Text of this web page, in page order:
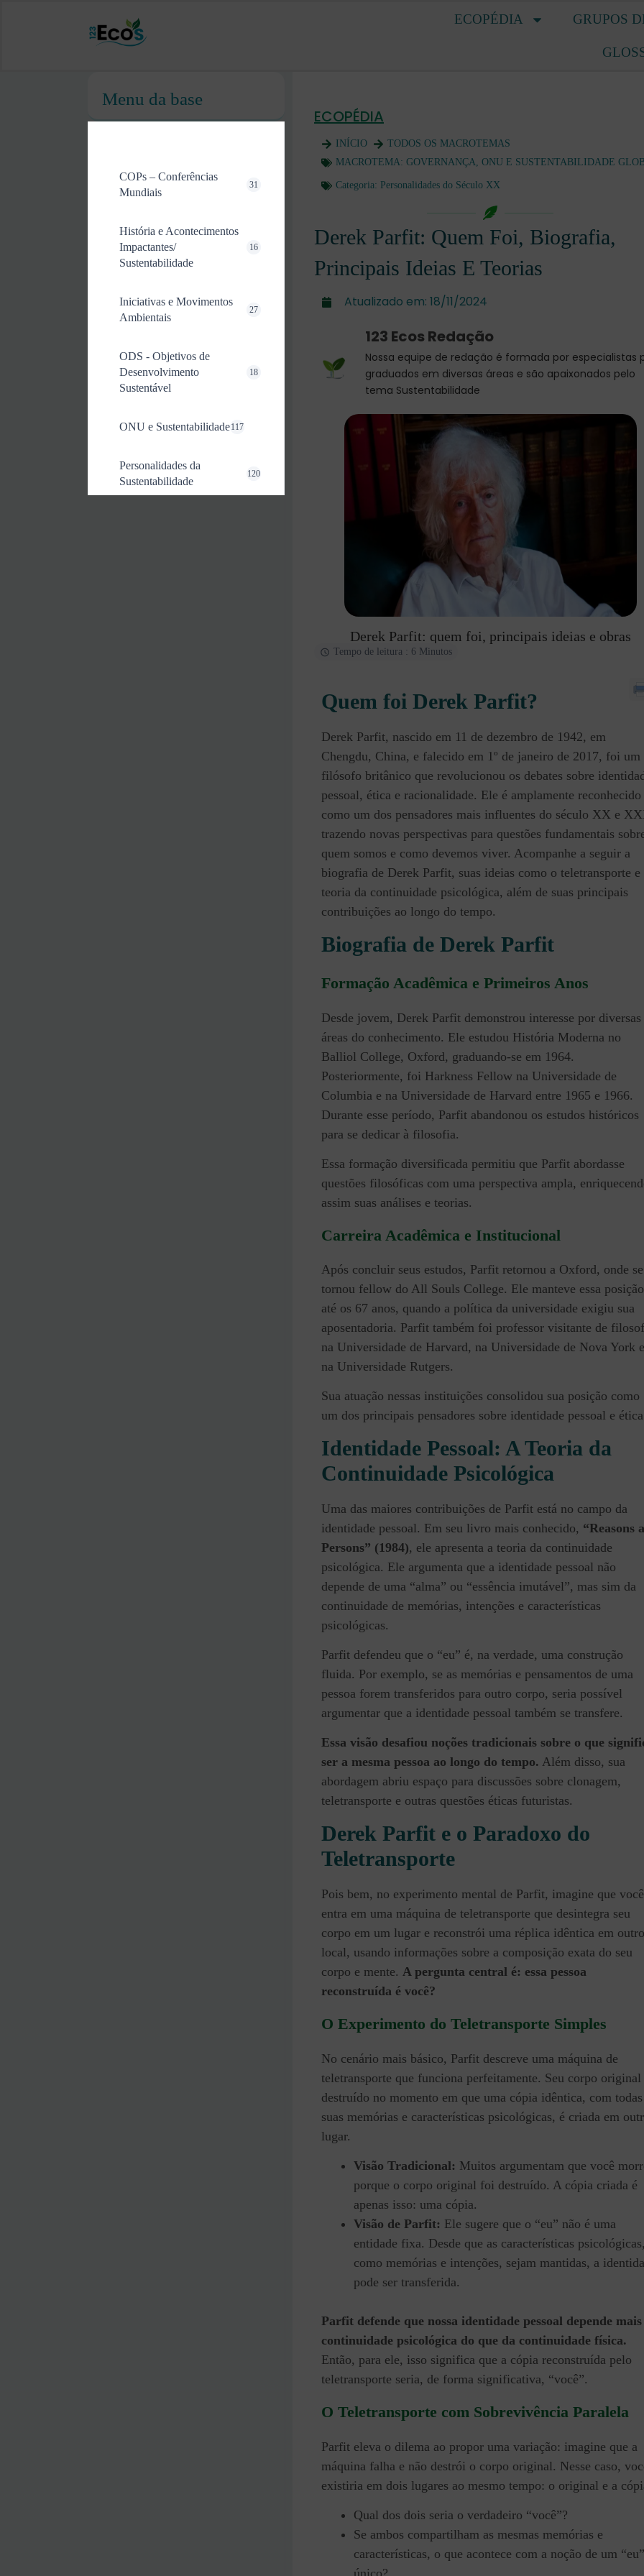
ECOPÉDIA GRUPOS
Menu da base
COPs – Conferências
Mundiais
31
História e Acontecimentos
Impactantes/
Sustentabilidade
16
Iniciativas e Movimentos
Ambientais
27
ODS - Objetivos de
Desenvolvimento
Sustentável
18
ONU e Sustentabilidade117
Personalidades da
Sustentabilidade
120
ECOPÉDIA
INÍCIO
TODOS OS MACROTEMAS
MACROTEMA: GOVERNANÇA, ONU E SUSTENTABILIDADE
Categoria: Personalidades do Século XX
Derek Parfit: Quem Foi, Biografia,
Principais Ideias E Teorias
Atualizado em: 18/11/2024
123 Ecos Redação
Nossa equipe de redação é formada por especialistas
graduados em diversas áreas e são apaixonados pelo
tema Sustentabilidade
Derek Parfit: quem foi, principais ideias e obras
Tempo de leitura : 6 Minutos
Quem foi Derek Parfit?
Derek Parfit, nascido em 11 de dezembro de 1942, em
Chengdu, China, e falecido em 1º de janeiro de 2017, foi um
filósofo britânico que revolucionou os debates sobre
pessoal, ética e racionalidade. Ele é amplamente reconhecido
como um dos pensadores mais influentes do século XX e
trazendo novas perspectivas para questões fundamentais
quem somos e como devemos viver. Acompanhe a seguir a
biografia de Derek Parfit, suas ideias como o teletransporte e
teoria da continuidade psicológica, além de suas principais
contribuições ao longo do tempo.
Biografia de Derek Parfit
Formação Acadêmica e Primeiros Anos
Desde jovem, Derek Parfit demonstrou interesse por diversas
áreas do conhecimento. Ele estudou História Moderna no
Balliol College, Oxford, graduando-se em 1964.
Posteriormente, foi Harkness Fellow na Universidade de
Columbia e na Universidade de Harvard entre 1965 e 1966.
Durante esse período, Parfit abandonou os estudos históricos
para se dedicar à filosofia.
Essa formação diversificada permitiu que Parfit abordasse
questões filosóficas com uma perspectiva ampla,
assim suas análises e teorias.
Carreira Acadêmica e Institucional
Após concluir seus estudos, Parfit retornou a Oxford, onde se
tornou fellow do All Souls College. Ele manteve essa posição
até os 67 anos, quando a política da universidade exigiu sua
aposentadoria. Parfit também foi professor visitante de
na Universidade de Harvard, na Universidade de Nova York e
na Universidade Rutgers.
Sua atuação nessas instituições consolidou sua posição como
um dos principais pensadores sobre identidade pessoal e
Identidade Pessoal: A Teoria da
Continuidade Psicológica
Uma das maiores contribuições de Parfit está no campo da
identidade pessoal. Em seu livro mais conhecido, “Reasons
Persons” (1984), ele apresenta a teoria da continuidade
psicológica. Ele argumenta que a identidade pessoal não
depende de uma “alma” ou “essência imutável”, mas sim da
continuidade de memórias, intenções e características
psicológicas.
Parfit defendeu que o “eu” é, na verdade, uma construção
fluida. Por exemplo, se as memórias e pensamentos de uma
pessoa forem transferidos para outro corpo, seria possível
argumentar que a identidade pessoal também se transfere.
Essa visão desafiou noções tradicionais sobre o que
ser a mesma pessoa ao longo do tempo. Além disso, sua
abordagem abriu espaço para discussões sobre clonagem,
teletransporte e outras questões éticas futuristas.
Derek Parfit e o Paradoxo do
Teletransporte
Pois bem, no experimento mental de Parfit, imagine que você
entra em uma máquina de teletransporte que desintegra seu
corpo em um lugar e reconstrói uma réplica idêntica em outro
local, usando informações sobre a composição exata do seu
corpo e mente. A pergunta central é: essa pessoa
reconstruída é você?
O Experimento do Teletransporte Simples
No cenário mais básico, Parfit descreve uma máquina de
teletransporte que funciona perfeitamente. Seu corpo original
destruído no momento em que uma cópia idêntica, com todas
suas memórias e características psicológicas, é criada em
lugar.
Visão Tradicional: Muitos argumentam que você
porque o corpo original foi destruído. A cópia criada é
apenas isso: uma cópia.
Visão de Parfit: Ele sugere que o “eu” não é uma
entidade fixa. Desde que as características
como memórias e intenções, sejam mantidas, a
pode ser transferida.
Parfit defende que nossa identidade pessoal depende
continuidade psicológica do que da continuidade física.
Então, para ele, isso significa que a cópia reconstruída pelo
teletransporte seria, de forma significativa, “você”.
O Teletransporte com Sobrevivência Paralela
Parfit eleva o dilema ao propor uma variação: imagine que a
máquina falha e não destrói o corpo original. Nesse caso,
existiria em dois lugares ao mesmo tempo: o original e a
Qual dos dois seria o verdadeiro “você”?
Se ambos compartilham as mesmas memórias e
características, o que acontece com a noção de um “eu”
único?